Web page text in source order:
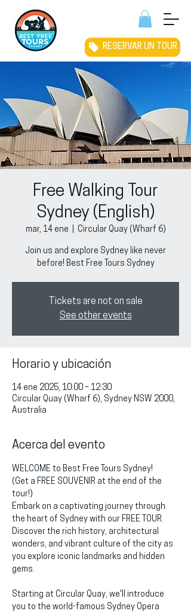
RESERVAR UN TOUR
Free Walking Tour
Sydney (English)
mar, 14 ene Circular Quay (Wharf 6)
Join us and explore Sydney like never
before! Best Free Tours Sydney
Tickets are not on sale
See other events
Horario y ubicación
14 ene 2025, 10:00 – 12:30
Circular Quay (Wharf 6), Sydney NSW 2000,
Australia
Acerca del evento
WELCOME to Best Free Tours Sydney!
(Get a FREE SOUVENIR at the end of the
tour!)
Embark on a captivating journey through
the heart of Sydney with our FREE TOUR.
Discover the rich history, architectural
wonders, and vibrant culture of the city as
you explore iconic landmarks and hidden
gems.
Starting at Circular Quay, we'll introduce
you to the world-famous Sydney Opera